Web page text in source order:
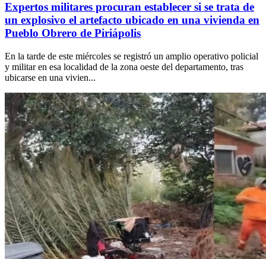
Expertos militares procuran establecer si se trata de
un explosivo el artefacto ubicado en una vivienda en
Pueblo Obrero de Piriápolis
En la tarde de este miércoles se registró un amplio operativo policial
y militar en esa localidad de la zona oeste del departamento, tras
ubicarse en una vivien...